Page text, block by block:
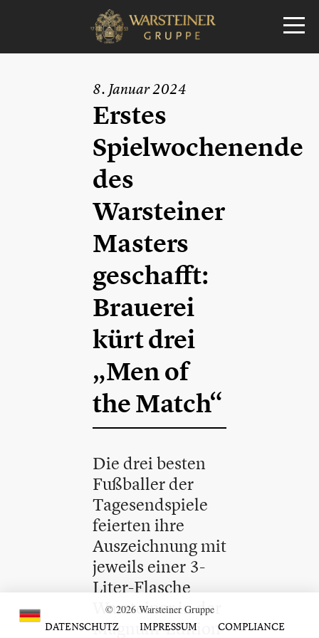
8. Januar 2024
Erstes
Spielwochenende
des
Warsteiner
Masters
geschafft:
Brauerei
kürt drei
„Men of
the Match“
Die drei besten
Fußballer der
Tagesendspiele
feierten ihre
Auszeichnung mit
jeweils einer 3-
Liter-Flasche
Warsteiner in der
Magnum-Edition
© 2026 Warsteiner Gruppe
DATENSCHUTZ
IMPRESSUM COMPLIANCE